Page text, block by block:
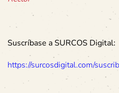
Suscríbase a SURCOS Digital:
https://surcosdigital.com/